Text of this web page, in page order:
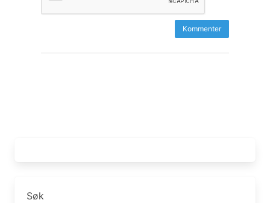
Søk